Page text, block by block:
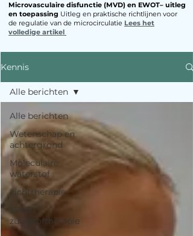
Microvasculaire disfunctie (MVD) en EWOT– uitleg
en toepassing Uitleg en praktische richtlijnen voor
de regulatie van de microcirculatie Lees het
volledige artikel
Kennis
Alle berichten
Wetenschap en
achtergrond
Moleculaire
waterstof
Lichttherapie
EWOT
zuurstoftherapie
Alle berichten